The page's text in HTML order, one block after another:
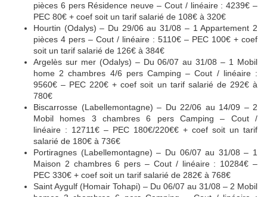
pièces 6 pers Résidence neuve – Cout / linéaire : 4239€ –
PEC 80€ + coef soit un tarif salarié de 108€ à 320€
Hourtin (Odalys) – Du 29/06 au 31/08 – 1 Appartement 2
pièces 4 pers – Cout / linéaire : 5110€ – PEC 100€ + coef
soit un tarif salarié de 126€ à 384€
Argelès sur mer (Odalys) – Du 06/07 au 31/08 – 1 Mobil
home 2 chambres 4/6 pers Camping – Cout / linéaire :
9560€ – PEC 220€ + coef soit un tarif salarié de 292€ à
780€
Biscarrosse (Labellemontagne) – Du 22/06 au 14/09 – 2
Mobil homes 3 chambres 6 pers Camping – Cout /
linéaire : 12711€ – PEC 180€/220€€ + coef soit un tarif
salarié de 180€ à 736€
Portiragnes (Labellemontagne) – Du 06/07 au 31/08 – 1
Maison 2 chambres 6 pers – Cout / linéaire : 10284€ –
PEC 330€ + coef soit un tarif salarié de 282€ à 768€
Saint Aygulf (Homair Tohapi) – Du 06/07 au 31/08 – 2 Mobil